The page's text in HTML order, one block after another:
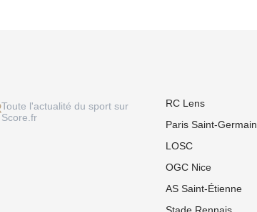
Toute l'actualité du sport sur
Score.fr
RC Lens
Paris Saint-Germain
LOSC
OGC Nice
AS Saint-Étienne